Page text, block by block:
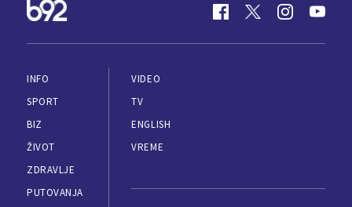
INFO
SPORT
BIZ
ŽIVOT
ZDRAVLJE
PUTOVANJA
VIDEO
TV
ENGLISH
VREME